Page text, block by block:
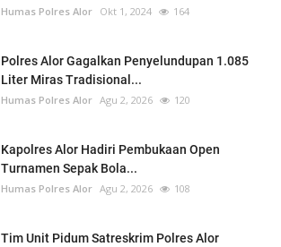
Humas Polres Alor Okt 1, 2024 164
Polres Alor Gagalkan Penyelundupan 1.085
Liter Miras Tradisional...
Humas Polres Alor Agu 2, 2026 120
Kapolres Alor Hadiri Pembukaan Open
Turnamen Sepak Bola...
Humas Polres Alor Agu 2, 2026 108
Tim Unit Pidum Satreskrim Polres Alor